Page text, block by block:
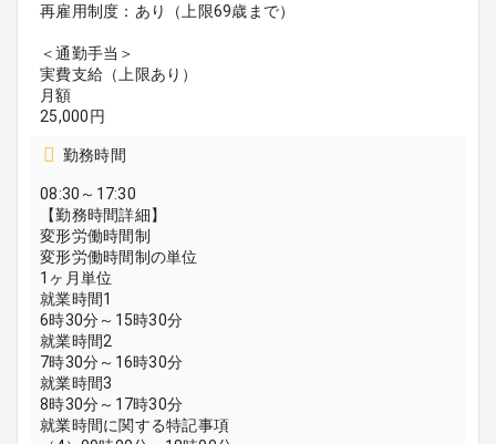
再雇用制度：あり（上限69歳まで）
＜通勤手当＞
実費支給（上限あり）
月額
25,000円
勤務時間
08:30～17:30
【勤務時間詳細】
変形労働時間制
変形労働時間制の単位
1ヶ月単位
就業時間1
6時30分～15時30分
就業時間2
7時30分～16時30分
就業時間3
8時30分～17時30分
就業時間に関する特記事項